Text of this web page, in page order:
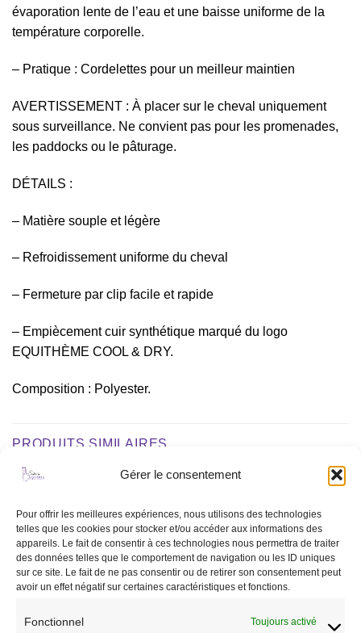
Gérer le consentement
Pour offrir les meilleures expériences, nous utilisons des technologies
telles que les cookies pour stocker et/ou accéder aux informations des
appareils. Le fait de consentir à ces technologies nous permettra de traiter
des données telles que le comportement de navigation ou les ID uniques
sur ce site. Le fait de ne pas consentir ou de retirer son consentement peut
avoir un effet négatif sur certaines caractéristiques et fonctions.
Fonctionnel Toujours activé
évaporation lente de l’eau et une baisse uniforme de la
température corporelle.
– Pratique : Cordelettes pour un meilleur maintien
AVERTISSEMENT : À placer sur le cheval uniquement
sous surveillance. Ne convient pas pour les promenades,
les paddocks ou le pâturage.
DÉTAILS :
– Matière souple et légère
– Refroidissement uniforme du cheval
– Fermeture par clip facile et rapide
– Empiècement cuir synthétique marqué du logo
EQUITHÈME COOL & DRY.
Composition : Polyester.
PRODUITS SIMILAIRES
Ajouter
à la liste
de
souhaits
Ajouter
à la liste
de
souhaits